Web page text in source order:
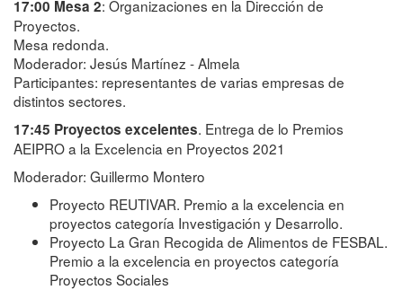
17:00 Mesa 2: Organizaciones en la Dirección de
Proyectos.
Mesa redonda.
Moderador: Jesús Martínez - Almela
Participantes: representantes de varias empresas de
distintos sectores.
17:45 Proyectos excelentes. Entrega de lo Premios
AEIPRO a la Excelencia en Proyectos 2021
Moderador: Guillermo Montero
Proyecto REUTIVAR. Premio a la excelencia en
proyectos categoría Investigación y Desarrollo.
Proyecto La Gran Recogida de Alimentos de FESBAL.
Premio a la excelencia en proyectos categoría
Proyectos Sociales